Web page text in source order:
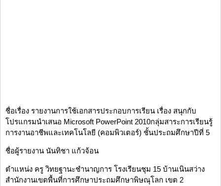
ชื่อเรื่อง รายงานการใช้เอกสารประกอบการเรียน เรื่อง สนุกกับ
โปรแกรมนำเสนอ Microsoft PowerPoint 2010กลุ่มสาระการเรียนรู้
การงานอาชีพและเทคโนโลยี (คอมพิวเตอร์) ชั้นประถมศึกษาปีที่ 5
ชื่อผู้รายงาน นันทิชา แก้วจ้อน
ตำแหน่ง ครู วิทยฐานะชำนาญการ โรงเรียนชุม 15 บ้านเนินสว่าง
สำนักงานเขตพื้นที่การศึกษาประถมศึกษาพิษณุโลก เขต 2